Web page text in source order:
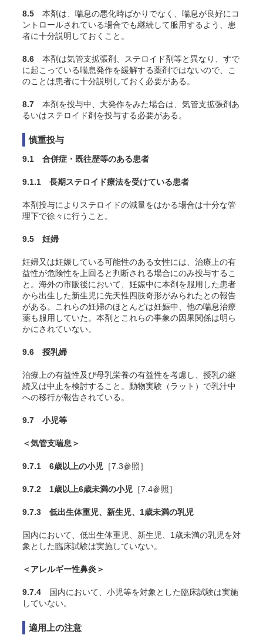
8.5 本剤は、喘息の悪化時ばかりでなく、喘息が良好にコ
ントロールされている場合でも継続して服用するよう、患
者に十分説明しておくこと。
8.6 本剤は気管支拡張剤、ステロイド剤等と異なり、すで
に起こっている喘息発作を緩解する薬剤ではないので、こ
のことは患者に十分説明しておく必要がある。
8.7 本剤を投与中、大発作をみた場合は、気管支拡張剤あ
るいはステロイド剤を投与する必要がある。
慎重投与
9.1 合併症・既往歴等のある患者
9.1.1 長期ステロイド療法を受けている患者
本剤投与によりステロイドの減量をはかる場合は十分な管
理下で徐々に行うこと。
9.5 妊婦
妊婦又は妊娠している可能性のある女性には、治療上の有
益性が危険性を上回ると判断される場合にのみ投与するこ
と。海外の市販後において、妊娠中に本剤を服用した患者
から出生した新生児に先天性四肢奇形がみられたとの報告
がある。これらの妊婦のほとんどは妊娠中、他の喘息治療
薬も服用していた。本剤とこれらの事象の因果関係は明ら
かにされていない。
9.6 授乳婦
治療上の有益性及び母乳栄養の有益性を考慮し、授乳の継
続又は中止を検討すること。動物実験（ラット）で乳汁中
への移行が報告されている。
9.7 小児等
＜気管支喘息＞
9.7.1 6歳以上の小児 ［7.3参照］
9.7.2 1歳以上6歳未満の小児 ［7.4参照］
9.7.3 低出生体重児、新生児、1歳未満の乳児
国内において、低出生体重児、新生児、1歳未満の乳児を対
象とした臨床試験は実施していない。
＜アレルギー性鼻炎＞
9.7.4 国内において、小児等を対象とした臨床試験は実施
していない。
適用上の注意